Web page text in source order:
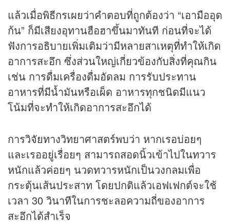
แล้วเมื่อพิธีกรเผยว่าคำตอบที่ถูกต้องว่า “เอามืออุด
ก้น” ก็มีเสียงอุทานฮือฮาขึ้นมาทันที ก่อนที่จะได้
ฟังการอธิบายเพิ่มเติมว่ามีหลายสาเหตุที่ทำให้เกิด
อาการสะอึก ซึ่งส่วนใหญ่เกี่ยวข้องกับสิ่งที่คุณกิน
เช่น การดื่มเครื่องดื่มอัดลม การรับประทาน
อาหารที่มีน้ำมันหรือเผ็ด อาหารทุกชนิดมีแนว
โน้มที่จะทำให้เกิดอาการสะอึกได้
การวิจัยทางวิทยาศาสตร์พบว่า หากเรอบ่อยๆ
และเรออยู่เรื่อยๆ สามารถสอดนิ้วเข้าไปในทวาร
หนักแล้วค่อยๆ นวดทวารหนักเป็นวงกลมเพื่อ
กระตุ้นเส้นประสาท โดยปกติแล้วเอฟเฟกต์จะใช้
เวลา 30 วินาทีในการชะลอความถี่ของอาการ
สะอึกได้สำเร็จ